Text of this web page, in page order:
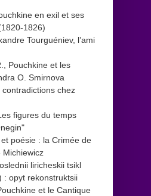
en exil et ses
1826)
Tourguéniev, l’ami
Pouchkine et les
O. Smirnova
contradictions chez
figures du temps
poésie : la Crimée de
Michiewicz
liricheskii tsikl
: opyt rekonstruktsii
et le Cantique